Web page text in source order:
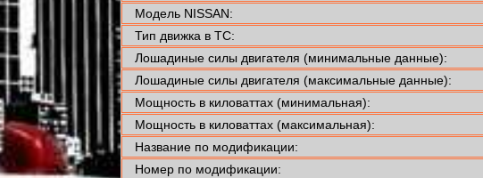
Модель NISSAN:
Тип движка в ТС:
Лошадиные силы двигателя (минимальные данные):
Лошадиные силы двигателя (максимальные данные):
Мощность в киловаттах (минимальная):
Мощность в киловаттах (максимальная):
Название по модификации:
Номер по модификации: